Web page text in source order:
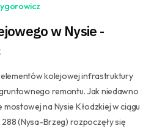
w Nysie -
elementów kolejowej infrastruktury
remontu. Jak niedawno
na Nysie Kłodzkiej w ciągu
(Nysa-Brzeg) rozpoczęły się